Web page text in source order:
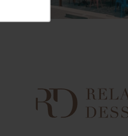
- 26100 Romans sur Isère